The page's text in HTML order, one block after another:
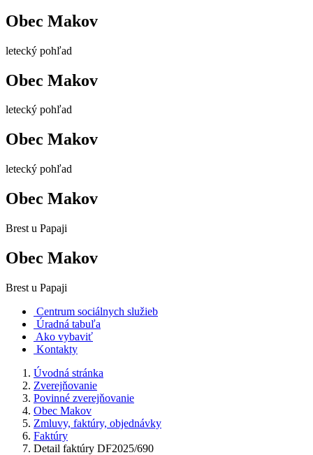
Obec Makov
letecký pohľad
Obec Makov
letecký pohľad
Obec Makov
letecký pohľad
Obec Makov
Brest u Papaji
Obec Makov
Brest u Papaji
Centrum sociálnych služieb
Úradná tabuľa
Ako vybaviť
Kontakty
Úvodná stránka
Zverejňovanie
Povinné zverejňovanie
Obec Makov
Zmluvy, faktúry, objednávky
Faktúry
Detail faktúry DF2025/690